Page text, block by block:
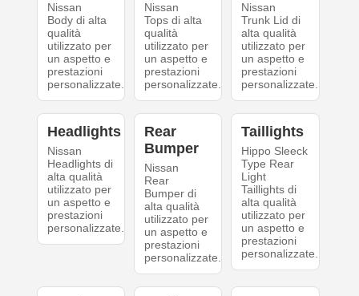
Nissan
Body di alta
qualità
utilizzato per
un aspetto e
prestazioni
personalizzate.
Nissan
Tops di alta
qualità
utilizzato per
un aspetto e
prestazioni
personalizzate.
Nissan
Trunk Lid di
alta qualità
utilizzato per
un aspetto e
prestazioni
personalizzate.
Headlights
Nissan
Headlights di
alta qualità
utilizzato per
un aspetto e
prestazioni
personalizzate.
Rear
Bumper
Nissan
Rear
Bumper di
alta qualità
utilizzato per
un aspetto e
prestazioni
personalizzate.
Taillights
Hippo Sleeck
Type Rear
Light
Taillights di
alta qualità
utilizzato per
un aspetto e
prestazioni
personalizzate.